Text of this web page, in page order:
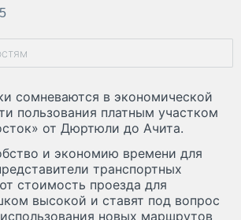
сомневаются в экономической
пользования платным участком
от Дюртюли до Ачита.
и экономию времени для
транспортных
стоимость проезда для
высокой и ставят под вопрос
новых маршрутов